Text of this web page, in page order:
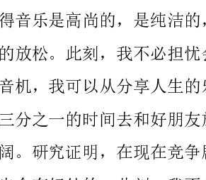
给我一天的时间，我会用三分之一的时间去和好朋友放风筝，
风筝飞得越高，心也就会越宽阔。研究证明，在现在竞争剧烈的社
有老师们的“河东狮吼”，是我心惊胆战的去背课文什么“人之
给我一天的时间，我会用剩下的三分之一来登山，野餐，逛公